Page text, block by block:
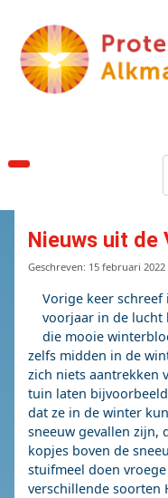
Nieuws uit de
Details
Geschreven: 15 februari 2022
Vorige keer
voorjaar in de lucht
die mooie
zelfs midden in de
zich niets aantrekken
tuin laten
dat ze in de winter
sneeuw gevallen zijn,
kopjes boven de
stuifmeel doen
verschillende soorten